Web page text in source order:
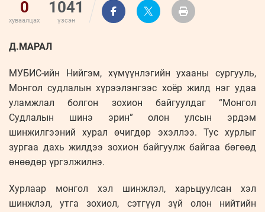
0
хуваалцах
1041
үзсэн
Д.МАРАЛ
МУБИС-ийн Нийгэм, хүмүүнлэгийн ухааны сургууль,
Монгол судлалын хүрээлэнгээс хоёр жилд нэг удаа
уламжлал болгон зохион байгуулдаг “Монгол
Судлалын шинэ эрин” олон улсын эрдэм
шинжилгээний хурал өчигдөр эхэллээ. Тус хурлыг
зургаа дахь жилдээ зохион байгуулж байгаа бөгөөд
өнөөдөр үргэлжилнэ.
Хурлаар монгол хэл шинжлэл, харьцуулсан хэл
шинжлэл, утга зохиол, сэтгүүл зүй олон нийтийн